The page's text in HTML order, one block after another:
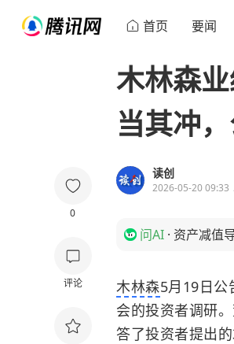
首页 要闻
0
评论
木林森
当其冲
读创
2026-05-20 09:33
问AI · 资产减值
木林森5月19日公
会的投资者调研
答了投资者提出的